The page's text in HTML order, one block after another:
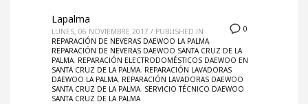
0
Lapalma
LUNES, 06 NOVIEMBRE 2017 / PUBLISHED IN
REPARACIÓN DE NEVERAS DAEWOO LA PALMA,
REPARACIÓN DE NEVERAS DAEWOO SANTA CRUZ DE LA
PALMA, REPARACIÓN ELECTRODOMÉSTICOS DAEWOO EN
SANTA CRUZ DE LA PALMA, REPARACIÓN LAVADORAS
DAEWOO LA PALMA, REPARACIÓN LAVADORAS DAEWOO
SANTA CRUZ DE LA PALMA, SERVICIO TÉCNICO DAEWOO
SANTA CRUZ DE LA PALMA